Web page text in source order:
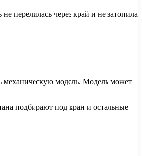
перелилась через край и не затопила
механическую модель. Модель может
подбирают под кран и остальные